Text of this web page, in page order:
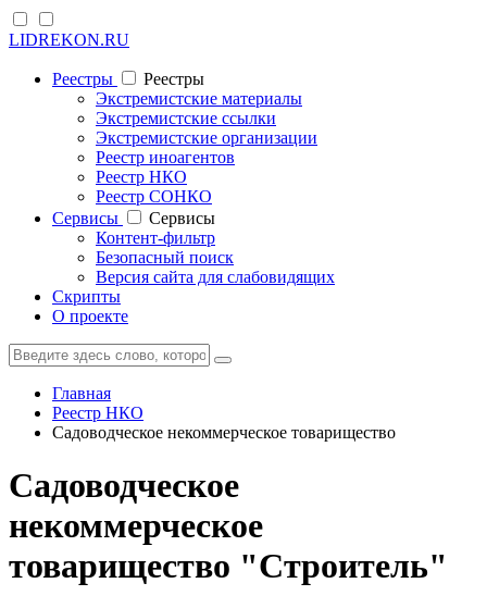
LIDREKON.RU
Реестры
Реестры
Экстремистские материалы
Экстремистские ссылки
Экстремистские организации
Реестр иноагентов
Реестр НКО
Реестр СОНКО
Cервисы
Cервисы
Контент-фильтр
Безопасный поиск
Версия сайта для слабовидящих
Скрипты
О проекте
Главная
Реестр НКО
Садоводческое некоммерческое товарищество
Садоводческое
некоммерческое
товарищество "Строитель"